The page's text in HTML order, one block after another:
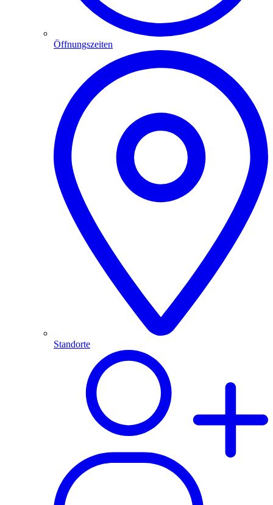
Öffnungszeiten
Standorte